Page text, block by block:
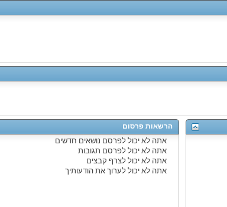
הרשאות פרסום
אתהלא יכול לפרסם נושאים חדשים
אתהלא יכול לפרסם תגובות
אתהלא יכול לצרף קבצים
אתהלא יכול לערוך את הודעותיך